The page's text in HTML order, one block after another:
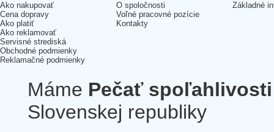
Ako nakupovať
Cena dopravy
Ako platiť
Ako reklamovať
Servisné strediská
Obchodné podmienky
Reklamačné podmienky
O spoločnosti
Voľné pracovné pozície
Kontakty
Základné
Máme Pečať spoľahlivosti
Slovenskej republiky